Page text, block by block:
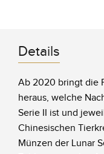
Details
Ab 2020 bringt die
heraus, welche
Serie II ist und
Chinesischen
Münzen der Lunar